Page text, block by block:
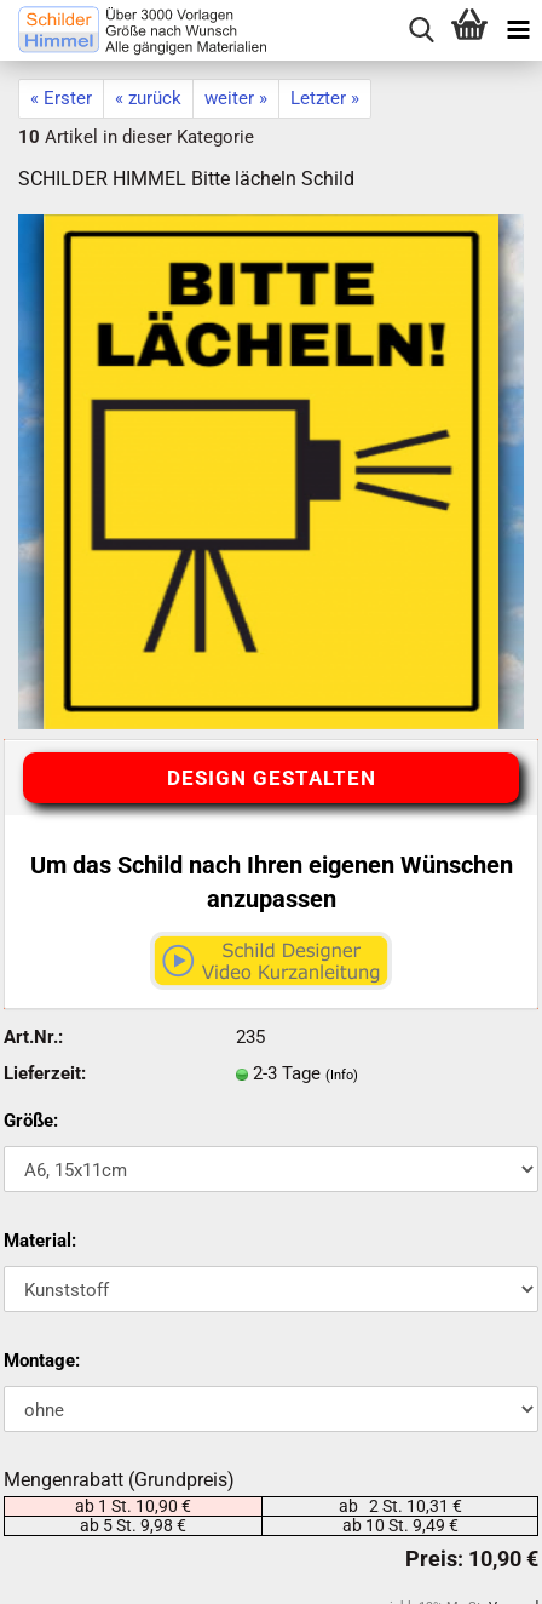
« Erster « zurück weiter »
Letzter »
10 Artikel in dieser Kategorie
SCHILDER HIMMEL Bitte lächeln Schild
DESIGN GESTALTEN
Um das Schild nach Ihren eigenen Wünschen
anzupassen
Art.Nr.:
235
Lieferzeit:
2-3 Tage (Info)
Größe:
Material:
Montage:
Mengenrabatt (Grundpreis)
ab 1 St. 10,90 €
ab 2 St. 10,31 €
ab 5 St. 9,98 €
ab 10 St. 9,49 €